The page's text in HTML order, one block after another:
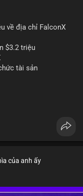
về địa chỉ FalconX
$3.2 triệu
tài sản
của anh ấy